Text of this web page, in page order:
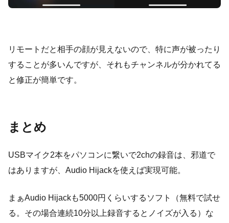
リモートだと相手の顔が見えないので、特に声が被ったり
することが多いんですが、それもチャンネルが分かれてる
と修正が簡単です。
まとめ
USBマイク2本をパソコンに繋いで2chの録音は、邪道で
はありますが、Audio Hijackを使えば実現可能。
まぁAudio Hijackも5000円くらいするソフト（無料で試せ
る。その場合連続10分以上録音するとノイズが入る）な